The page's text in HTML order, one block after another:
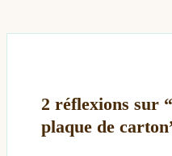
2 réflexions sur
plaque de